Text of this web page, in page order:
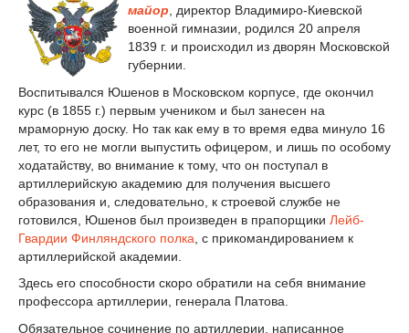
майор , директор Владимиро-Киевской
военной гимназии, родился 20 апреля
1839 г. и происходил из дворян Московской
губернии.
Воспитывался Юшенов в Московском корпусе, где окончил
курс (в 1855 г.) первым учеником и был занесен на
мраморную доску. Но так как ему в то время едва минуло 16
лет, то его не могли выпустить офицером, и лишь по особому
ходатайству, во внимание к тому, что он поступал в
артиллерийскую академию для получения высшего
образования и, следовательно, к строевой службе не
готовился, Юшенов был произведен в прапорщики Лейб-
Гвардии Финляндского полка , с прикомандированием к
артиллерийской академии.
Здесь его способности скоро обратили на себя внимание
профессора артиллерии, генерала Платова.
Обязательное сочинение по артиллерии, написанное